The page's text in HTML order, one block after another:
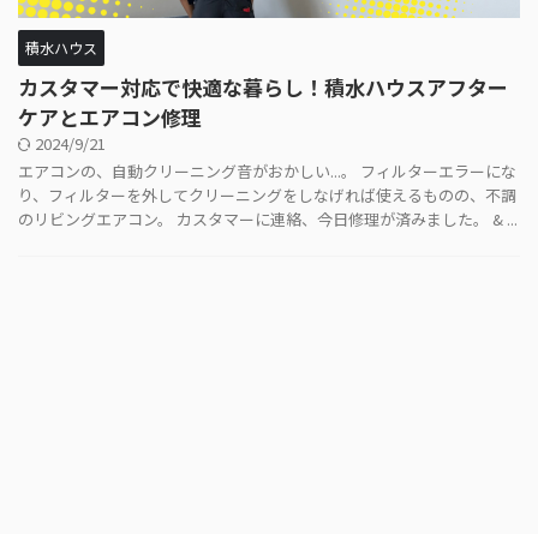
積水ハウス
カスタマー対応で快適な暮らし！積水ハウスアフター
ケアとエアコン修理
2024/9/21
エアコンの、自動クリーニング音がおかしい...。 フィルターエラーにな
り、フィルターを外してクリーニングをしなげれば使えるものの、不調
のリビングエアコン。 カスタマーに連絡、今日修理が済みました。 & ...